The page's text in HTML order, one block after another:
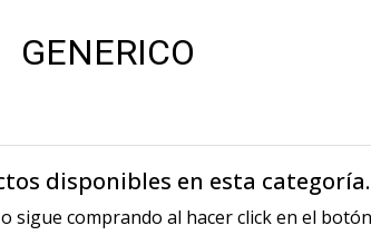
GENERICO
disponibles en esta categoría.
sigue comprando al hacer click en el